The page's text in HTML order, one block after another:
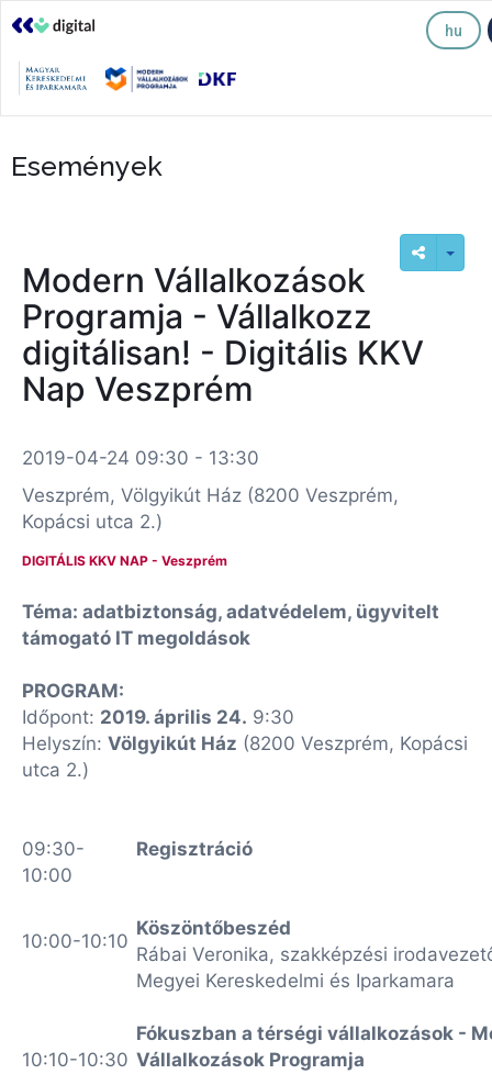
hu
Események
Modern Vállalkozások
Programja - Vállalkozz
digitálisan! - Digitális KKV
Nap Veszprém
2019-04-24 09:30 - 13:30
Veszprém, Völgyikút Ház (8200 Veszprém,
Kopácsi utca 2.)
DIGITÁLIS KKV NAP - Veszprém
Téma: adatbiztonság, adatvédelem, ügyvitelt
támogató IT megoldások
PROGRAM:
Időpont: 2019. április 24. 9:30
Helyszín: Völgyikút Ház (8200 Veszprém, Kopácsi
utca 2.)
09:30-
10:00
Regisztráció
10:00-10:10
Köszöntőbeszéd
Rábai Veronika, szakképzési
Megyei Kereskedelmi és Iparkamara
10:10-10:30
Fókuszban a térségi vállalkozások -
Vállalkozások Programja